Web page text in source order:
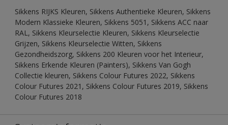
Sikkens RIJKS Kleuren, Sikkens Authentieke Kleuren, Sikkens
Modern Klassieke Kleuren, Sikkens 5051, Sikkens ACC naar
RAL, Sikkens Kleurselectie Kleuren, Sikkens Kleurselectie
Grijzen, Sikkens Kleurselectie Witten, Sikkens
Gezondheidszorg, Sikkens 200 Kleuren voor het Interieur,
Sikkens Erkende Kleuren (Painters), Sikkens Van Gogh
Collectie kleuren, Sikkens Colour Futures 2022, Sikkens
Colour Futures 2021, Sikkens Colour Futures 2019, Sikkens
Colour Futures 2018